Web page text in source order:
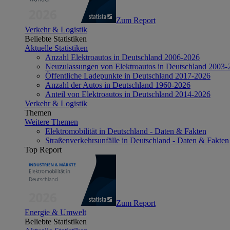
Zum Report
Verkehr & Logistik
Beliebte Statistiken
Aktuelle Statistiken
Anzahl Elektroautos in Deutschland 2006-2026
Neuzulassungen von Elektroautos in Deutschland 2003-
Öffentliche Ladepunkte in Deutschland 2017-2026
Anzahl der Autos in Deutschland 1960-2026
Anteil von Elektroautos in Deutschland 2014-2026
Verkehr & Logistik
Themen
Weitere Themen
Elektromobilität in Deutschland - Daten & Fakten
Straßenverkehrsunfälle in Deutschland - Daten & Fakten
Top Report
Zum Report
Energie & Umwelt
Beliebte Statistiken